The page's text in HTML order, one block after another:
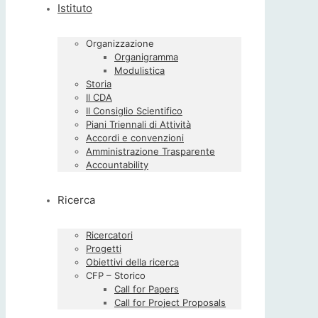
Istituto
Organizzazione
Organigramma
Modulistica
Storia
Il CDA
Il Consiglio Scientifico
Piani Triennali di Attività
Accordi e convenzioni
Amministrazione Trasparente
Accountability
Ricerca
Ricercatori
Progetti
Obiettivi della ricerca
CFP – Storico
Call for Papers
Call for Project Proposals